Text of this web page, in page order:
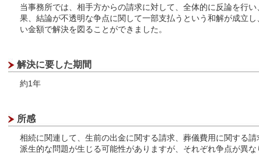
当事務所では、相手方からの請求に対して、全体的に反論を行
果、結論が不透明な争点に関して一部支払うという和解が成立
い金額で解決を図ることができました。
解決に要した期間
約1年
所感
相続に関連して、生前の出金に関する請求、葬儀費用に関する
派生的な問題が生じる可能性がありますが、それぞれ争点が異な